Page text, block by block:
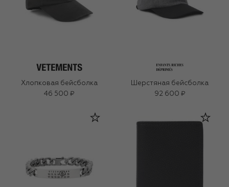
Хлопковая бейсболка
46 500 ₽
Шерстяная бейсболка
92 600 ₽